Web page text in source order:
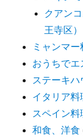
クアン
王寺区）
ミャンマー
おうちでエ
ステーキ
イタリア料
スペイン料
和食、洋食